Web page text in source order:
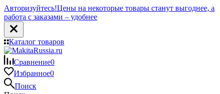
Авторизуйтесь!Цены на некоторые товары станут выгоднее, а
работа с заказами – удобнее
Каталог товаров
Сравнение0
Избранное0
Поиск